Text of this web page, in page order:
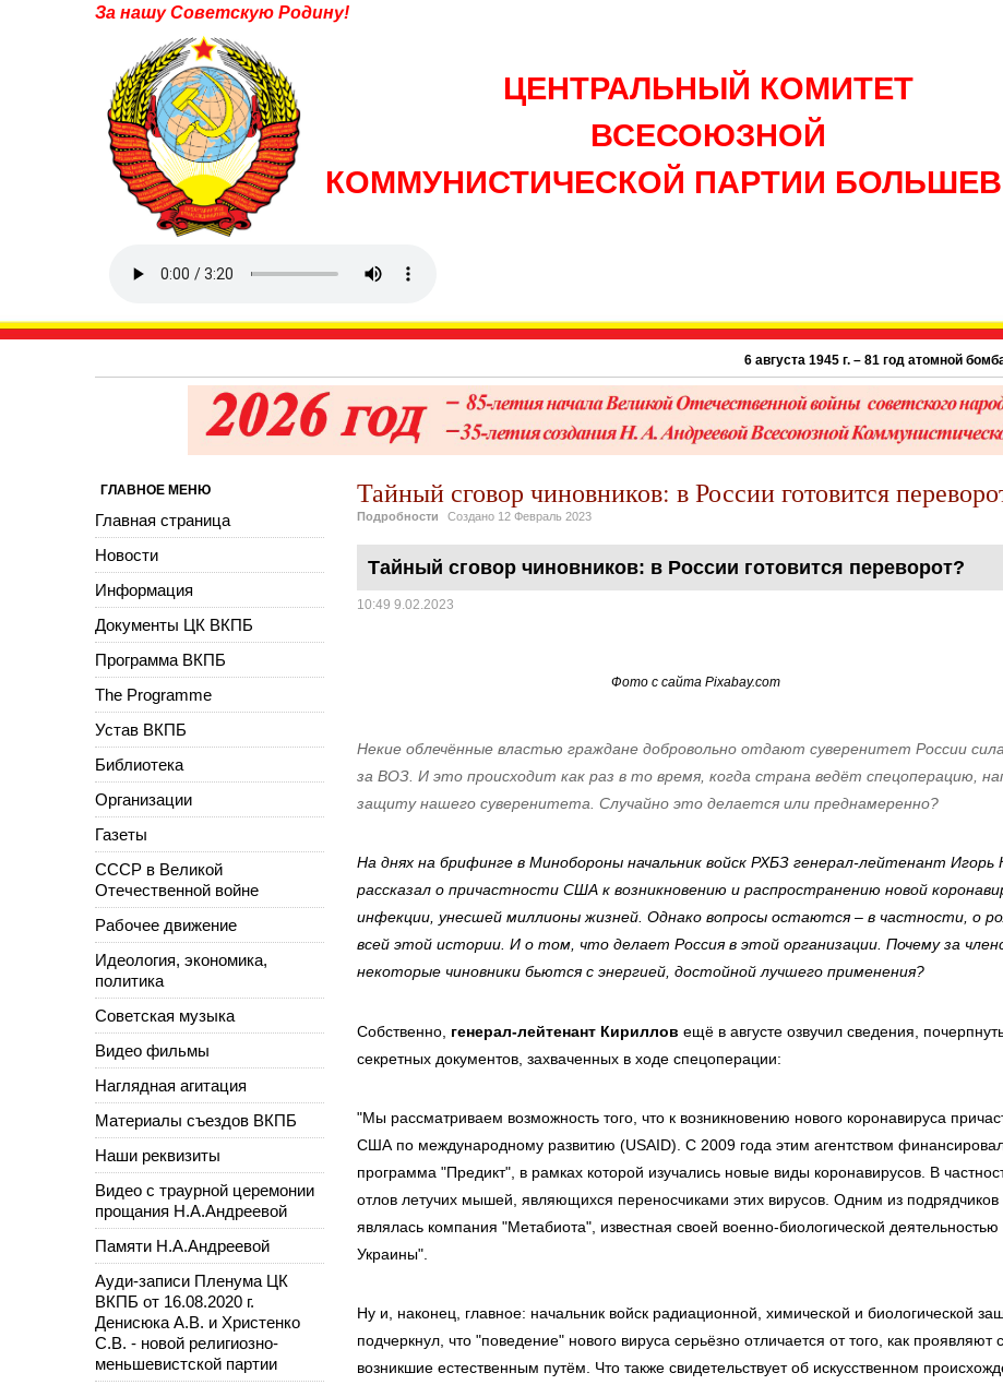
За нашу Советскую Родину!
ЦЕНТРАЛЬНЫЙ КОМИТЕТ
ВСЕСОЮЗНОЙ
КОММУНИСТИЧЕСКОЙ ПАРТИИ
6 августа 1945 г. – 81 год атомной
Тайный сговор чиновников: в России готовится
Подробности Создано 12 Февраль 2023
Тайный сговор чиновников: в России готовится переворот?
10:49 9.02.2023
Фото с сайта Pixabay.com
Некие облечённые властью граждане добровольно отдают суверенитет России
за ВОЗ. И это происходит как раз в то время, когда страна ведёт спецоперацию,
защиту нашего суверенитета. Случайно это делается или преднамеренно?
На днях на брифинге в Минобороны начальник войск РХБЗ генерал-лейтенант Игорь
рассказал о причастности США к возникновению и распространению новой
инфекции, унесшей миллионы жизней. Однако вопросы остаются – в частности, о
всей этой истории. И о том, что делает Россия в этой организации. Почему за
некоторые чиновники бьются с энергией, достойной лучшего применения?
Собственно, генерал-лейтенант Кириллов ещё в августе озвучил сведения,
секретных документов, захваченных в ходе спецоперации:
"Мы рассматриваем возможность того, что к возникновению нового коронавируса
США по международному развитию (USAID). С 2009 года этим агентством
программа "Предикт", в рамках которой изучались новые виды коронавирусов. В
отлов летучих мышей, являющихся переносчиками этих вирусов. Одним из подрядчиков
являлась компания "Метабиота", известная своей военно-биологической деятельностью
Украины".
Ну и, наконец, главное: начальник войск радиационной, химической и биологической
подчеркнул, что "поведение" нового вируса серьёзно отличается от того, как проявляют
возникшие естественным путём. Что также свидетельствует об искусственном
ГЛАВНОЕ МЕНЮ
Главная страница
Новости
Информация
Документы ЦК ВКПБ
Программа ВКПБ
The Programme
Устав ВКПБ
Библиотека
Организации
Газеты
СССР в Великой
Отечественной войне
Рабочее движение
Идеология, экономика,
политика
Советская музыка
Видео фильмы
Наглядная агитация
Материалы съездов ВКПБ
Наши реквизиты
Видео с траурной церемонии
прощания Н.А.Андреевой
Памяти Н.А.Андреевой
Ауди-записи Пленума ЦК
ВКПБ от 16.08.2020 г.
Денисюка А.В. и Христенко
С.В. - новой религиозно-
меньшевистской партии